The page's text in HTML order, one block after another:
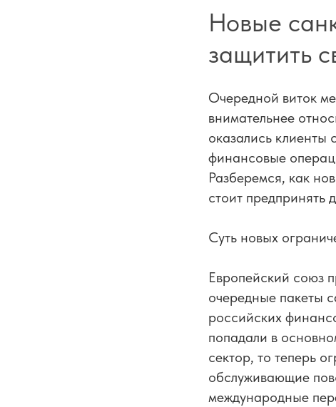
Новые
защитить
Очередной виток
внимательнее
оказались клиенты
финансовые
Разберемся, как
стоит предпринять
Суть новых
Европейский союз
очередные пакеты
российских
попадали в
сектор, то теперь
обслуживающие
международные